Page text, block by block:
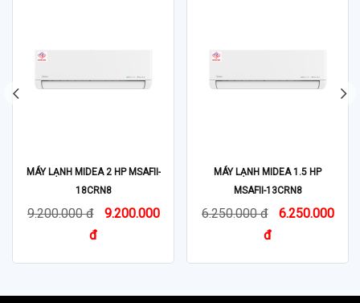
MÁY LẠNH MIDEA 2 HP MSAFII-
18CRN8
9.200.000 đ
9.200.000
đ
MÁY LẠNH MIDEA 1.5 HP
MSAFII-13CRN8
6.250.000 đ
6.250.000
đ